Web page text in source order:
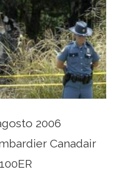
2006
Canadair